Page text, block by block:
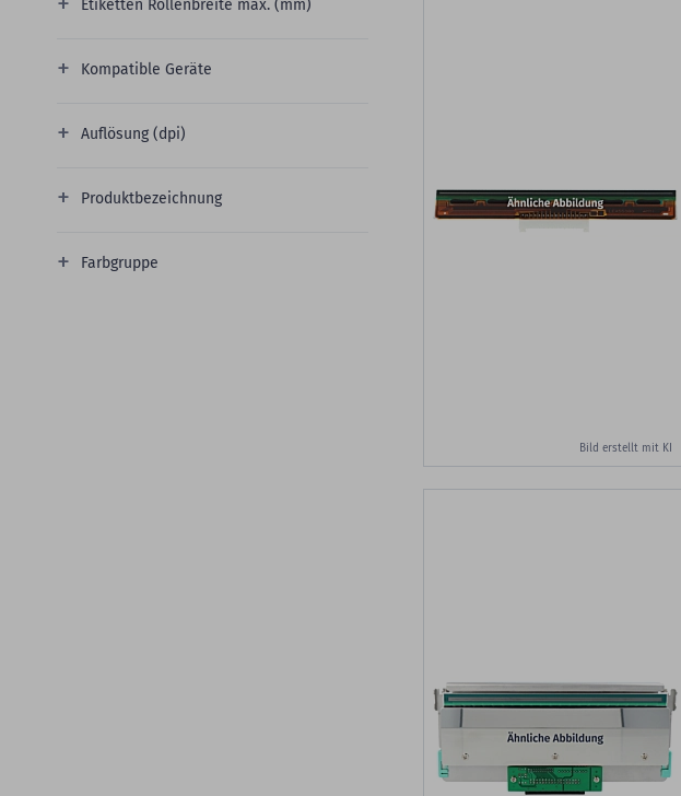
Bild erstellt mit KI
Etiketten Rollenbreite max. (mm)
Kompatible Geräte
Auflösung (dpi)
Produktbezeichnung
Farbgruppe